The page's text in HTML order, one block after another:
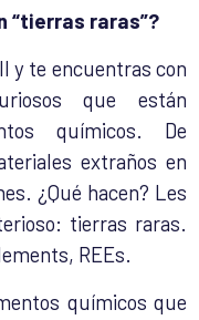
“tierras raras”?
y te encuentras con
que están
químicos. De
extraños en
¿Qué hacen? Les
tierras raras.
REEs.
químicos que